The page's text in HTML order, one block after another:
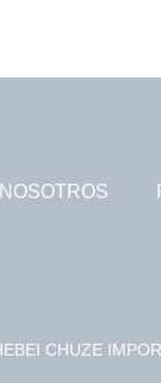
CHUZE